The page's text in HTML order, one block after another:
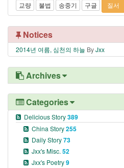
교량
불법 송중기 구글 질서
Notices
2014년 여름, 심천의 하늘 ByJxx
Archives
Categories
Delicious Story389
China Story255
Daily Story73
Jxx's Misc. 52
Jxx's Poetry9